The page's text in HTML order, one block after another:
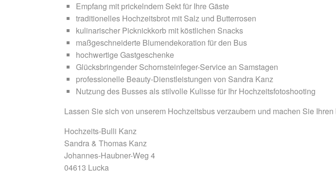
Empfang mit prickelndem Sekt für Ihre Gäste
traditionelles Hochzeitsbrot mit Salz und Butterrosen
kulinarischer Picknickkorb mit köstlichen Snacks
maßgeschneiderte Blumendekoration für den Bus
hochwertige Gastgeschenke
Glücksbringender Schornsteinfeger-Service an Samstagen
professionelle Beauty-Dienstleistungen von Sandra Kanz
Nutzung des Busses als stilvolle Kulisse für Ihr Hochzeitsfotoshooting
Lassen Sie sich von unserem Hochzeitsbus verzaubern und machen Sie
Hochzeits-Bulli Kanz
Sandra & Thomas Kanz
Johannes-Haubner-Weg 4
04613 Lucka